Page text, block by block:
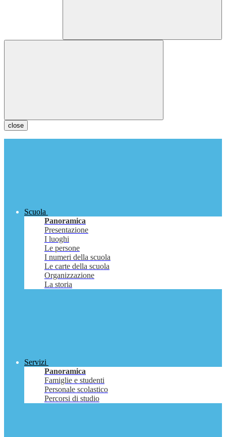
close
Scuola
Panoramica
Presentazione
I luoghi
Le persone
I numeri della scuola
Le carte della scuola
Organizzazione
La storia
Servizi
Panoramica
Famiglie e studenti
Personale scolastico
Percorsi di studio